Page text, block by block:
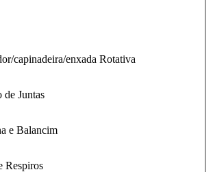
capinadeira/enxada Rotativa
de Juntas
e Balancim
Respiros